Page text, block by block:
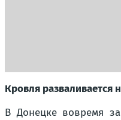
Кровля разваливается
В Донецке вовремя